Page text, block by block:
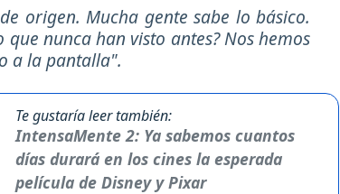
origen. Mucha gente sabe lo básico.
nunca han visto antes? Nos hemos
a la pantalla".
Te gustaría leer también:
IntensaMente 2: Ya sabemos cuantos
días durará en los cines la esperada
película de Disney y Pixar